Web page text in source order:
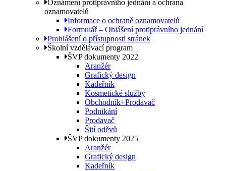
Oznámení protiprávního jednání a ochrana
oznamovatelů
Informace o ochraně oznamovatelů
Formulář – Ohlášení protiprávního jednání
Prohlášení o přístupnosti stránek
Školní vzdělávací program
ŠVP dokumenty 2022
Aranžér
Grafický design
Kadeřník
Kosmetické služby
Obchodník+Prodavač
Podnikání
Prodavač
Šití oděvů
ŠVP dokumenty 2025
Aranžér
Grafický design
Kadeřník